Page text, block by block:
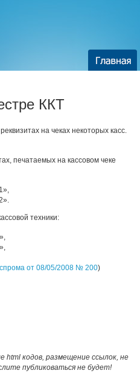
Главная
ККТ
на чеках некоторых касс.
печатаемых на кассовом чеке
техники:
от 08/05/2008 № 200)
html кодов, размещение ссылок, не
публиковаться не будет!